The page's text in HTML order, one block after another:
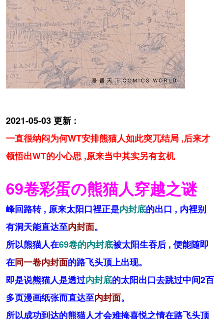
2021-05-03 更新 :
一直很纳闷为何WT安排熊猫人如此突兀结局 ,后来才
领悟出WT的小心思 ,原来当中其实另有玄机
69卷彩蛋の熊猫人穿越之谜
峰回路转 , 原来太阳口裡正是内封底的出口 , 内裡别
有洞天能直达至内封面。
所以熊猫人在69卷的内封底被太阳生吞后 , 便能随即
在同一卷内封面的路飞头顶上出现。
即是说熊猫人是透过内封底的太阳出口去跳过中间2百
多页漫画纸张而直达至内封面。
所以成功到达的熊猫人才会难掩喜悦之情在路飞头顶